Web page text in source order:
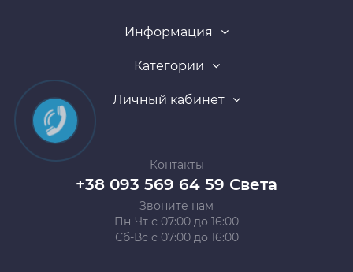
Информация
Категории
Личный кабинет
Контакты
+38 093 569 64 59 Света
Звоните нам
Пн-Чт с 07:00 до 16:00
Сб-Вс с 07:00 до 16:00